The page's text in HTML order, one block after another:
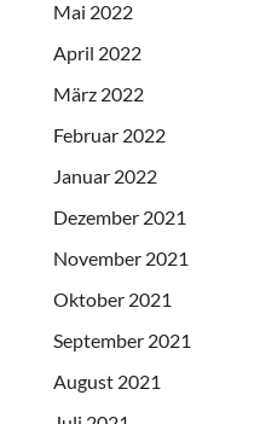
Mai 2022
April 2022
März 2022
Februar 2022
Januar 2022
Dezember 2021
November 2021
Oktober 2021
September 2021
August 2021